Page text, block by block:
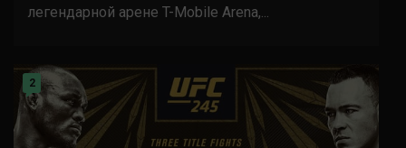
легендарной арене T-Mobile Arena,...
2